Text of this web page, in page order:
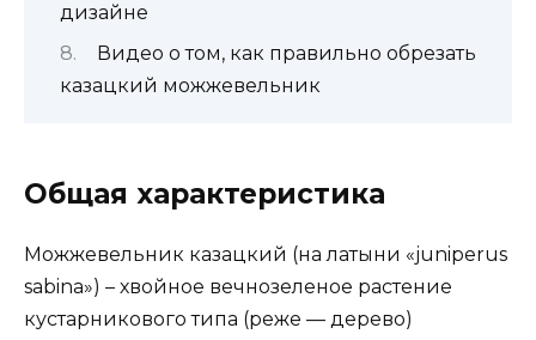
дизайне
Видео о том, как правильно обрезать
казацкий можжевельник
Общая характеристика
Можжевельник казацкий (на латыни «juniperus
sabina») – хвойное вечнозеленое растение
кустарникового типа (реже — дерево)